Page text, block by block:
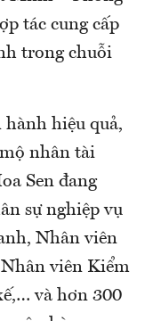
tác cung cấp
trong chuỗi
hành hiệu quả,
nhân tài
Sen đang
sự nghiệp vụ
Nhân viên
viên Kiểm
và hơn 300